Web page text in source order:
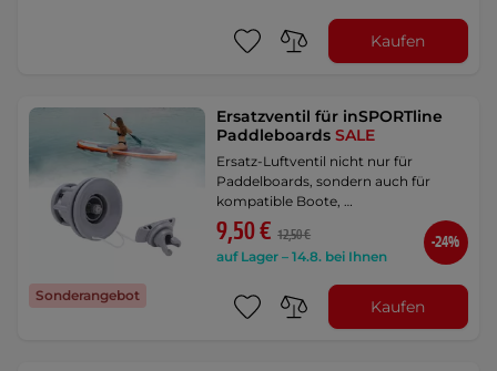
Kaufen
Sonderangebot
Ersatzventil für inSPORTline
PaddleboardsSALE
Ersatz-Luftventil nicht nur für
Paddelboards, sondern auch für
kompatible Boote, …
9,50 € 12,50 €
auf Lager – 14.8. bei Ihnen
-24%
Kaufen